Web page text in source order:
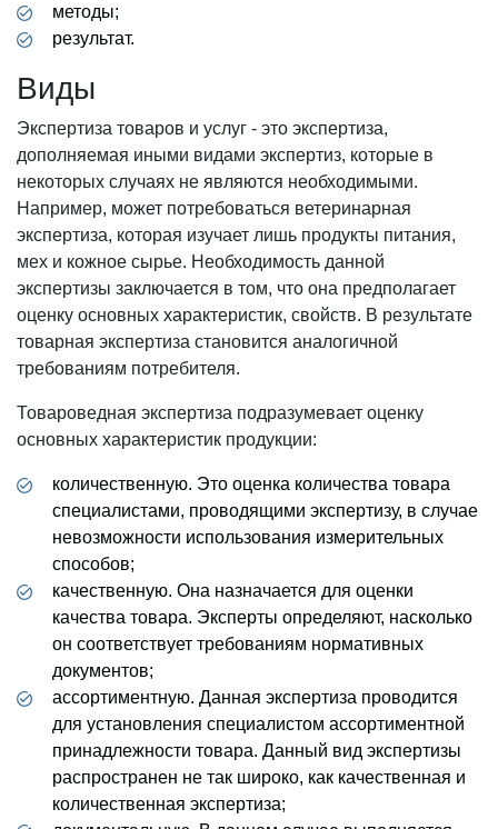
методы;
результат.
Виды
Экспертиза товаров и услуг - это экспертиза,
дополняемая иными видами экспертиз, которые в
некоторых случаях не являются необходимыми.
Например, может потребоваться ветеринарная
экспертиза, которая изучает лишь продукты питания,
мех и кожное сырье. Необходимость данной
экспертизы заключается в том, что она предполагает
оценку основных характеристик, свойств. В результате
товарная экспертиза становится аналогичной
требованиям потребителя.
Товароведная экспертиза подразумевает оценку
основных характеристик продукции:
количественную. Это оценка количества товара
специалистами, проводящими экспертизу, в случае
невозможности использования измерительных
способов;
качественную. Она назначается для оценки
качества товара. Эксперты определяют, насколько
он соответствует требованиям нормативных
документов;
ассортиментную. Данная экспертиза проводится
для установления специалистом ассортиментной
принадлежности товара. Данный вид экспертизы
распространен не так широко, как качественная и
количественная экспертиза;